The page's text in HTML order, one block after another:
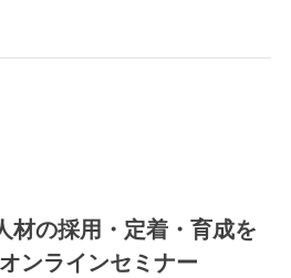
材の採用・定着・育成を
ンラインセミナー